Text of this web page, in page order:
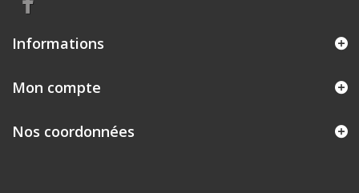
Informations
Mon compte
Nos coordonnées